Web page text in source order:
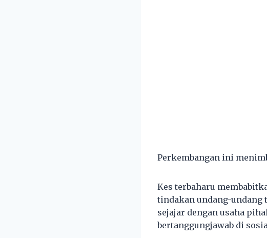
Perkembangan ini
Kes terbaharu
tindakan undang-undang
sejajar dengan usaha
bertanggungjawab di